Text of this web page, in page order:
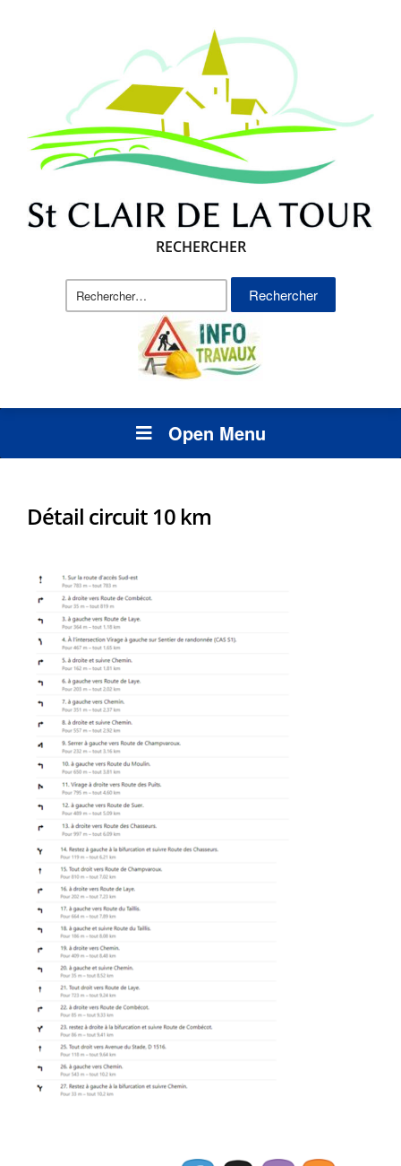
RECHERCHER
Rechercher :
Open Menu
Détail circuit 10 km